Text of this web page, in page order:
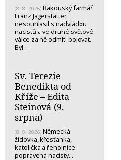
(8. 8. 2026) Rakouský farmář
Franz Jägerstätter
nesouhlasil s nadvládou
nacistů a ve druhé světové
válce za ně odmítl bojovat.
Byl…
Sv. Terezie
Benedikta od
Kříže – Edita
Steinová (9.
srpna)
(8. 8. 2026) Německá
židovka, křesťanka,
katolička a řeholnice -
popravená nacisty...